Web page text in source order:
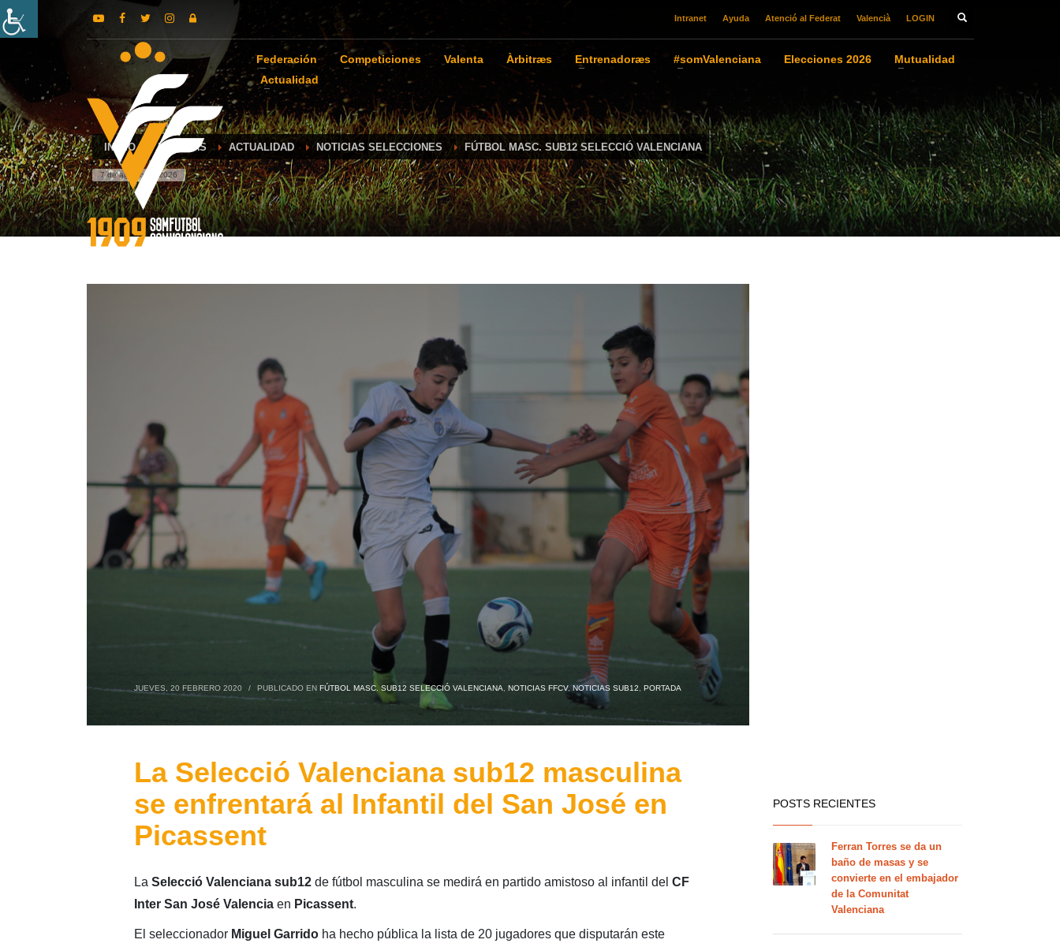
Intranet Ayuda Atenció al Federat Valencià LOGIN
Federación Competiciones Valenta Àrbitræs Entrenadoræs #somValenciana Elecciones 2026
Mutualidad
Actualidad
INICIO NOTICIAS ACTUALIDAD NOTICIAS SELECCIONES FÚTBOL MASC. SUB12 SELECCIÓ VALENCIANA
7 de agosto de 2026
JUEVES, 20 FEBRERO 2020 / PUBLICADO EN FÚTBOL MASC. SUB12 SELECCIÓ VALENCIANA NOTICIAS FFCV,NOTICIAS SUB12 PORTADA
La Selecció Valenciana sub12 masculina
se enfrentará al Infantil del San José en
Picassent
La Selecció Valenciana sub12de fútbol masculina se medirá en partido amistoso al infantil del CF
Inter San José Valenciaen Picassent.
El seleccionador Miguel Garrido ha hecho pública la lista de 20 jugadores que disputarán este
POSTS RECIENTES
Ferran Torres se da un
baño de masas y se
convierte en el embajador
de la Comunitat
Valenciana